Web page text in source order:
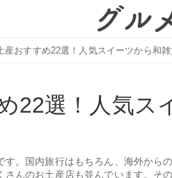
産おすすめ22選！人気スイーツから和
22選！人気ス
。国内旅行はもちろん、海外から
んのお土産店も並んでいます。そ